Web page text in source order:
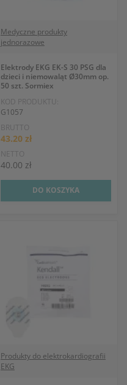
Medyczne produkty
jednorazowe
Elektrody EKG EK-S 30 PSG dla
dzieci i niemowaląt Ø30mm op.
50 szt. Sormiex
KOD PRODUKTU:
G1057
BRUTTO
43.20 zł
NETTO
40.00 zł
DO KOSZYKA
Produkty do elektrokardiografii
EKG